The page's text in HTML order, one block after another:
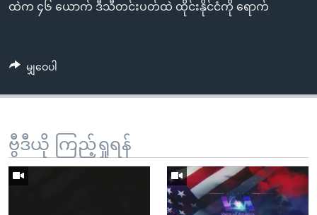
ထဲက ၄၆ ယောက် ဒီသီတင်းပတ်ထဲ ထိုင်းနိုင်ငံကို ရောက်
မျှဝေပါ
ဗွီဒီယို ကြည့်ရှုရန်